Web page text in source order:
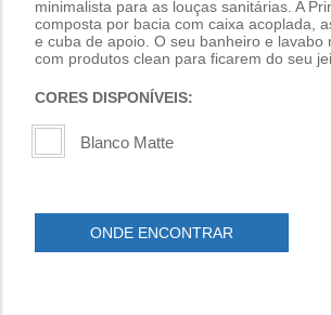
minimalista para as louças sanitárias. A
composta por bacia com caixa acoplada,
e cuba de apoio. O seu banheiro e lavabo
com produtos clean para ficarem do seu
CORES DISPONÍVEIS:
Blanco Matte
ONDE ENCONTRAR